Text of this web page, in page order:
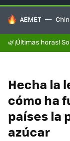
HOY SE HABLA
AEMET
🌿¡Últimas horas!
Hecha la
cómo ha
países la
azúcar